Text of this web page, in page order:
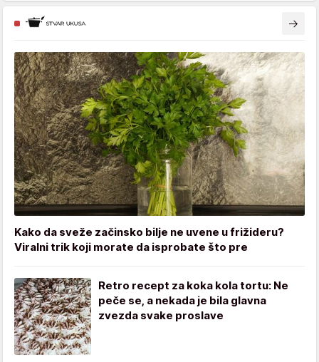
Kako da sveže začinsko bilje ne uvene u frižideru?
Viralni trik koji morate da isprobate što pre
Retro recept za koka kola tortu: Ne
peče se, a nekada je bila glavna
zvezda svake proslave